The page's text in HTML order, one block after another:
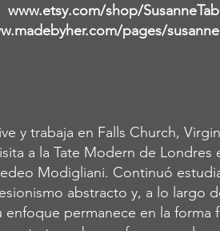
www.etsy.com/shop/
pages/
y trabaja en Falls Church,
a la Tate Modern de Londres
Modigliani. Continuó
abstracto y, a lo largo
permanece en la forma